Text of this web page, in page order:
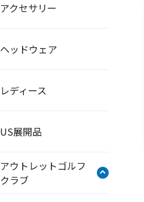
アクセサリー
ヘッドウェア
レディース
US展開品
アウトレットゴルフ
クラブ